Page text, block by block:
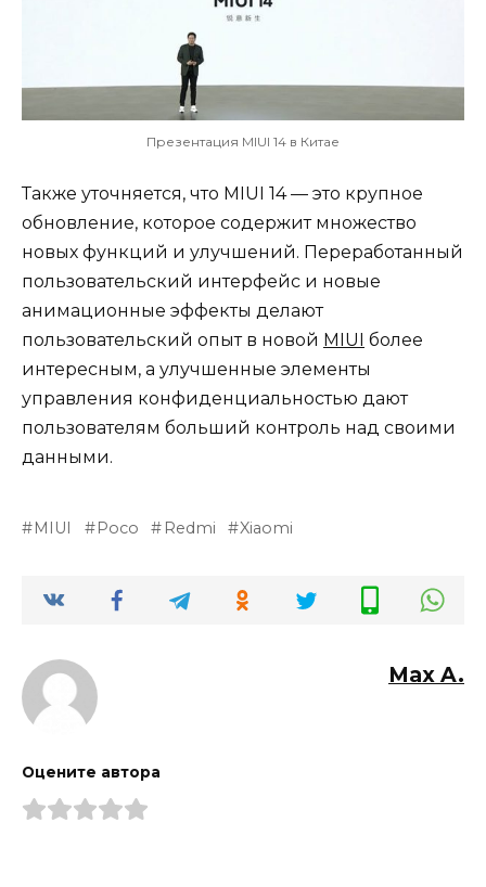
Презентация MIUI 14 в Китае
Также уточняется, что MIUI 14 — это крупное
обновление, которое содержит множество
новых функций и улучшений. Переработанный
пользовательский интерфейс и новые
анимационные эффекты делают
пользовательский опыт в новой MIUI более
интересным, а улучшенные элементы
управления конфиденциальностью дают
пользователям больший контроль над своими
данными.
MIUI Poco Redmi Xiaomi
Max A.
Оцените автора